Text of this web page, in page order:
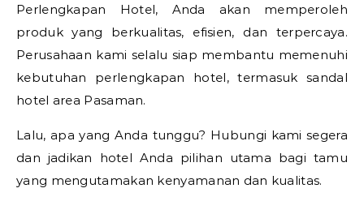
Perlengkapan Hotel, Anda akan memperoleh
produk yang berkualitas, efisien, dan terpercaya.
Perusahaan kami selalu siap membantu memenuhi
kebutuhan perlengkapan hotel, termasuk sandal
hotel area Pasaman.
Lalu, apa yang Anda tunggu? Hubungi kami segera
dan jadikan hotel Anda pilihan utama bagi tamu
yang mengutamakan kenyamanan dan kualitas.